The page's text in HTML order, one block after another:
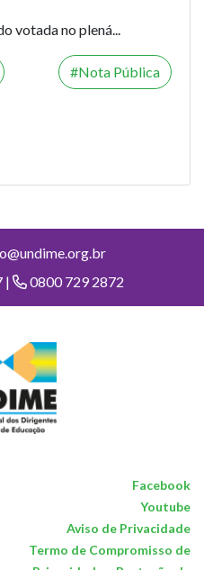
votada no plená...
Nota Pública
|
0800 729 2872
Facebook
Youtube
Aviso de Privacidade
Termo de Compromisso de